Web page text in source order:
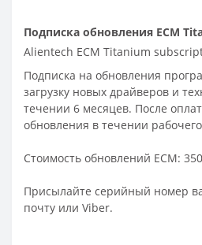
Подписка обновления ECM
Alientech ECM Titanium
Подписка на обновления
загрузку новых драйверов и
течении 6 месяцев. После
обновления в течении
Стоимость обновлений ECM:
Присылайте серийный номер
почту или Viber.